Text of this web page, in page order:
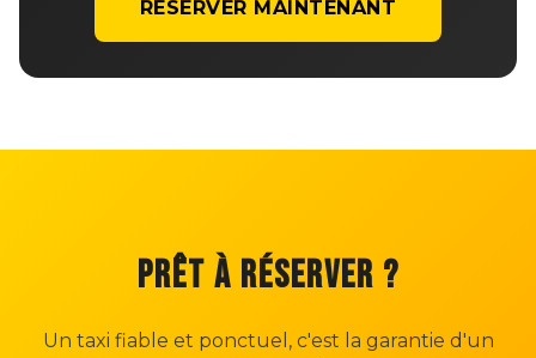
RÉSERVER MAINTENANT
PRÊT À RÉSERVER ?
Un taxi fiable et ponctuel, c'est la garantie d'un